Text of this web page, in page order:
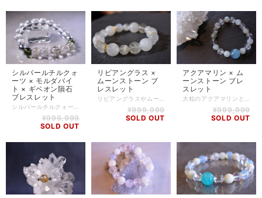
シルバールチルクォ
ーツ × モルダバイ
ト × ギベオン隕石
ブレスレット
¥999,999
SOLD OUT
リビアングラス ×
ムーンストーン ブ
レスレット
¥999,999
SOLD OUT
アクアマリン × ム
ーンストーン ブレ
スレット
¥999,999
SOLD OUT